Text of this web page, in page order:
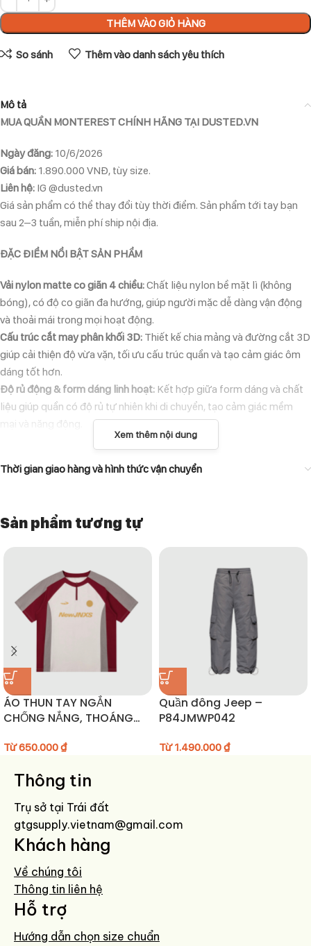
THÊM VÀO GIỎ HÀNG
So sánh Thêm vào danh sách yêu thích
Mô tả
MUA QUẦN MONTEREST CHÍNH HÃNG TẠI DUSTED.VN
Ngày đăng: 10/6/2026
Giá bán: 1.890.000 VNĐ, tùy size.
Liên hệ: IG @dusted.vn
Giá sản phẩm có thể thay đổi tùy thời điểm. Sản phẩm tới tay bạn
sau 2–3 tuần, miễn phí ship nội địa.
ĐẶC ĐIỂM NỔI BẬT SẢN PHẨM
Vải nylon matte co giãn 4 chiều:Chất liệu nylon bề mặt lì (không
bóng), có độ co giãn đa hướng, giúp người mặc dễ dàng vận động
và thoải mái trong mọi hoạt động.
Cấu trúc cắt may phân khối 3D: Thiết kế chia mảng và đường cắt 3D
giúp cải thiện độ vừa vặn, tối ưu cấu trúc quần và tạo cảm giác ôm
dáng tốt hơn.
Độ rủ động & form dáng linh hoạt: Kết hợp giữa form dáng và chất
liệu giúp quần có độ rủ tự nhiên khi di chuyển, tạo cảm giác mềm
mại và năng động.
Dáng quần cong hơi loe rộng: Từ dưới gối trở xuống quần mở rộng
rộng thoải mái, mang phong cách relaxed silhouette.
Vải có độ bền cao, chống mài mòn tốt, đồng thời vẫn giữ được độ
88% Nylon + 12% Spandex/Elastane
HƯỚNG DẪN BẢO QUẢN
Giặt máy ở chế độ nhẹ hoặc giặt tay với nước lạnh.
Không sử dụng thuốc tẩy.
Lộn trái trước khi giặt để bảo vệ bề mặt vải.
Phơi nơi thoáng mát, ủi ở nhiệt độ thấp.
Xem thêm nội dung
Thời gian giao hàng và hình thức vận chuyển
Sản phẩm tương tự
ÁO THUN TAY NGẮN
CHỐNG NẮNG, THOÁNG
JN52C41/JN52C42
Từ650.000₫
Quần đông Jeep –
P84JMWP042
Từ1.490.000₫
Thông tin
Trụ sở tại Trái đất
gtgsupply.vietnam@gmail.com
Khách hàng
Về chúng tôi
Thông tin liên hệ
Hỗ trợ
Hướng dẫn chọn size chuẩn